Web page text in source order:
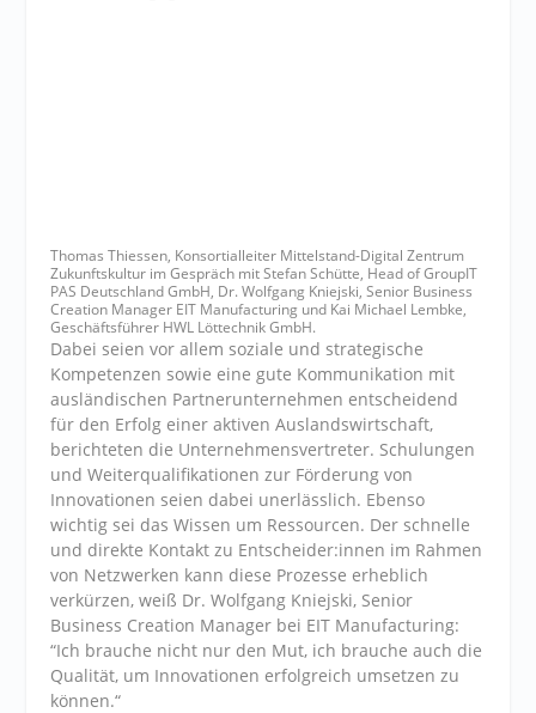
Thomas Thiessen, Konsortialleiter Mittelstand-Digital Zentrum
Zukunftskultur im Gespräch mit Stefan Schütte, Head of GroupIT
PAS Deutschland GmbH, Dr. Wolfgang Kniejski, Senior Business
Creation Manager EIT Manufacturing und Kai Michael Lembke,
Geschäftsführer HWL Löttechnik GmbH.
Dabei seien vor allem soziale und strategische
Kompetenzen sowie eine gute Kommunikation mit
ausländischen Partnerunternehmen entscheidend
für den Erfolg einer aktiven Auslandswirtschaft,
berichteten die Unternehmensvertreter. Schulungen
und Weiterqualifikationen zur Förderung von
Innovationen seien dabei unerlässlich. Ebenso
wichtig sei das Wissen um Ressourcen. Der schnelle
und direkte Kontakt zu Entscheider:innen im Rahmen
von Netzwerken kann diese Prozesse erheblich
verkürzen, weiß Dr. Wolfgang Kniejski, Senior
Business Creation Manager bei EIT Manufacturing:
“Ich brauche nicht nur den Mut, ich brauche auch die
Qualität, um Innovationen erfolgreich umsetzen zu
können.“